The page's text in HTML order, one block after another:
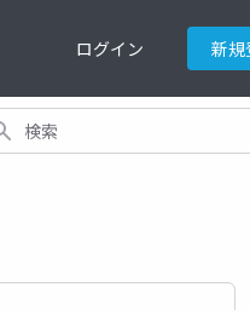
ログイン 新規